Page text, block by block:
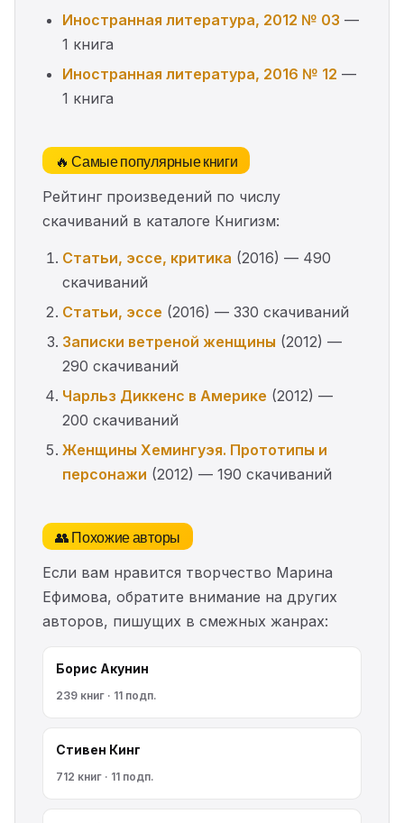
Иностранная литература, 2012 № 03 —
1 книга
Иностранная литература, 2016 № 12 —
1 книга
🔥 Самые популярные книги
Рейтинг произведений по числу
скачиваний в каталоге Книгизм:
Статьи, эссе, критика (2016) — 490
скачиваний
Статьи, эссе (2016) — 330 скачиваний
Записки ветреной женщины (2012) —
290 скачиваний
Чарльз Диккенс в Америке (2012) —
200 скачиваний
Женщины Хемингуэя. Прототипы и
персонажи (2012) — 190 скачиваний
👥 Похожие авторы
Если вам нравится творчество Марина
Ефимова, обратите внимание на других
авторов, пишущих в смежных жанрах:
Борис Акунин
239 книг · 11 подп.
Стивен Кинг
712 книг · 11 подп.